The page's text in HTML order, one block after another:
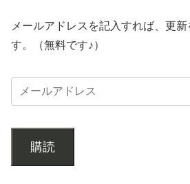
メールアドレスを記入すれば、更
す。（無料です♪）
購読